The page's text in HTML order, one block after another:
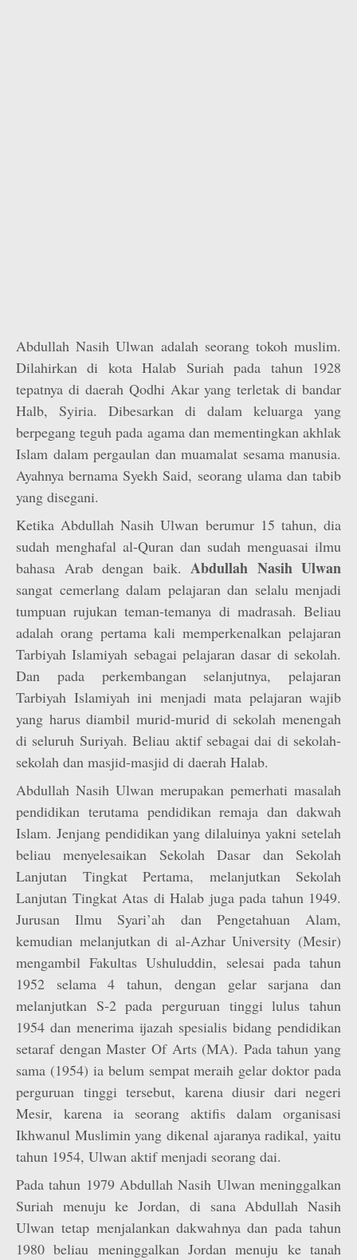
Abdullah Nasih Ulwan adalah seorang tokoh muslim.
Dilahirkan di kota Halab Suriah pada tahun 1928
tepatnya di daerah Qodhi Akar yang terletak di bandar
Halb, Syiria. Dibesarkan di dalam keluarga yang
berpegang teguh pada agama dan mementingkan akhlak
Islam dalam pergaulan dan muamalat sesama manusia.
Ayahnya bernama Syekh Said, seorang ulama dan tabib
yang disegani.
Ketika Abdullah Nasih Ulwan berumur 15 tahun, dia
sudah menghafal al-Quran dan sudah menguasai ilmu
bahasa Arab dengan baik. Abdullah Nasih Ulwan
sangat cemerlang dalam pelajaran dan selalu menjadi
tumpuan rujukan teman-temanya di madrasah. Beliau
adalah orang pertama kali memperkenalkan pelajaran
Tarbiyah Islamiyah sebagai pelajaran dasar di sekolah.
Dan pada perkembangan selanjutnya, pelajaran
Tarbiyah Islamiyah ini menjadi mata pelajaran wajib
yang harus diambil murid-murid di sekolah menengah
di seluruh Suriyah. Beliau aktif sebagai dai di sekolah-
sekolah dan masjid-masjid di daerah Halab.
Abdullah Nasih Ulwan merupakan pemerhati masalah
pendidikan terutama pendidikan remaja dan dakwah
Islam. Jenjang pendidikan yang dilaluinya yakni setelah
beliau menyelesaikan Sekolah Dasar dan Sekolah
Lanjutan Tingkat Pertama, melanjutkan Sekolah
Lanjutan Tingkat Atas di Halab juga pada tahun 1949.
Jurusan Ilmu Syari’ah dan Pengetahuan Alam,
kemudian melanjutkan di al-Azhar University (Mesir)
mengambil Fakultas Ushuluddin, selesai pada tahun
1952 selama 4 tahun, dengan gelar sarjana dan
melanjutkan S-2 pada perguruan tinggi lulus tahun
1954 dan menerima ijazah spesialis bidang pendidikan
setaraf dengan Master Of Arts (MA). Pada tahun yang
sama (1954) ia belum sempat meraih gelar doktor pada
perguruan tinggi tersebut, karena diusir dari negeri
Mesir, karena ia seorang aktifis dalam organisasi
Ikhwanul Muslimin yang dikenal ajaranya radikal, yaitu
tahun 1954, Ulwan aktif menjadi seorang dai.
Pada tahun 1979 Abdullah Nasih Ulwan meninggalkan
Suriah menuju ke Jordan, di sana Abdullah Nasih
Ulwan tetap menjalankan dakwahnya dan pada tahun
1980 beliau meninggalkan Jordan menuju ke tanah